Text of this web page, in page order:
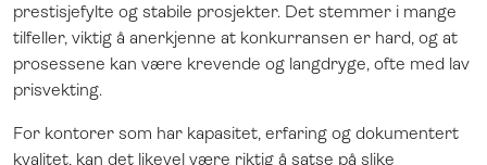
prestisjefylte og stabile prosjekter. Det stemmer i mange
tilfeller, viktig å anerkjenne at konkurransen er hard, og at
prosessene kan være krevende og langdryge, ofte med lav
prisvekting.
For kontorer som har kapasitet, erfaring og dokumentert
kvalitet, kan det likevel være riktig å satse på slike